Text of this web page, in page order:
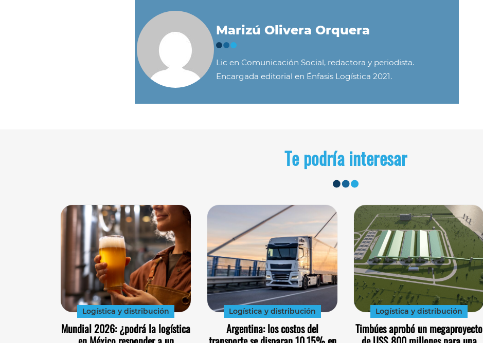
Marizú Olivera Orquera
Lic en Comunicación Social, redactora y periodista.
Encargada editorial en Énfasis Logística 2021.
Te podría interesar
Logística y distribución
Mundial 2026: ¿podrá la logística
Logística y distribución
Argentina: los costos del
Logística y distribución
Timbúes aprobó un megaproyecto